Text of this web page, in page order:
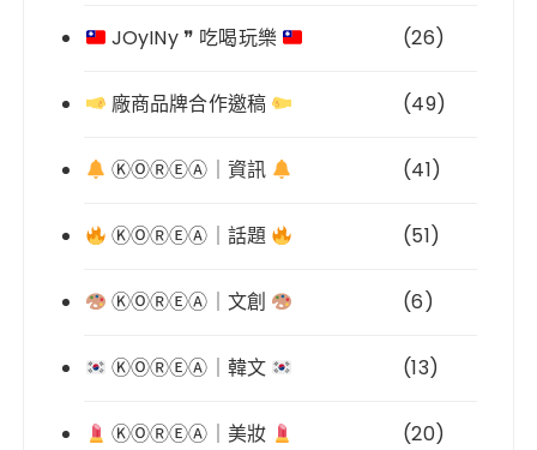
JOyINy ❞ 吃喝玩樂 (26)
廠商品牌合作邀稿 (49)
ⓀⓄⓇⒺⒶ｜資訊 (41)
ⓀⓄⓇⒺⒶ｜話題 (51)
ⓀⓄⓇⒺⒶ｜文創 (6)
ⓀⓄⓇⒺⒶ｜韓文 (13)
ⓀⓄⓇⒺⒶ｜美妝 (20)